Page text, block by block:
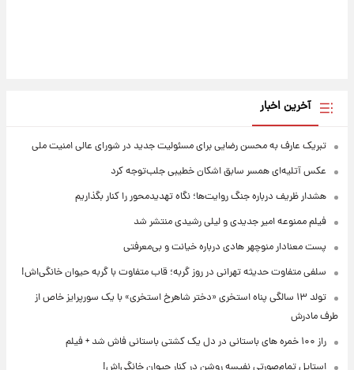
آخرین اخبار
تبریک عارف به محسن رضایی برای مسئولیت جدید در شورای عالی امنیت ملی
عکس‌ آتلیه‌ای همسر سابق اشکان خطیبی جلب‌توجه کرد
هشدار ظریف درباره جنگ روایت‌ها؛ نگاه تهدیدمحور را کنار بگذاریم
فیلم ممنوعه امیر جدیدی و لیلی رشیدی منتشر شد
پست معنادار منوچهر هادی درباره خیانت و بی‌معرفتی
سلفی متفاوت حدیثه تهرانی در روز گربه؛ قاب متفاوت با گربه حیوان خانگی‌اش!
تولد ۱۳ سالگی پناه استخری «دختر شاهرخ استخری» با یک سورپرایز خاص از
طرف مادرش
راز ۱۰۰ خمره های باستانی در دل یک کشتی باستانی فاش شد + فیلم
استایل تمام‌صورتی نفیسه روشن در کنار حیوان خانگی‌اش!